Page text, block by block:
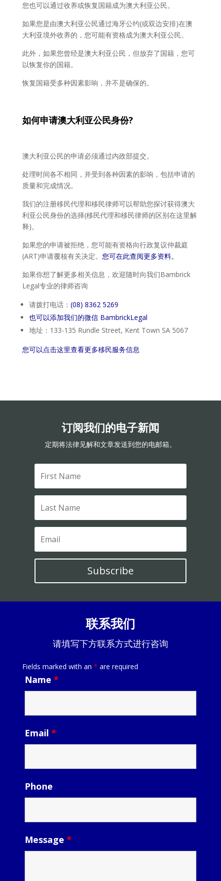
您也可以通过收养或恢复国籍成为澳大利亚公民。
如果您是由澳大利亚公民通过海牙公约(或双边安排)在澳
大利亚境外收养的，您可能有资格成为澳大利亚公民。
此外，如果您曾经是澳大利亚公民，但放弃了国籍，您可
以恢复你的国籍。
恢复国籍受多种因素影响，并不是确保的。
如何申请澳大利亚公民身份?
澳大利亚公民的申请必须通过内政部提交。
处理时间各不相同，并受到各种因素的影响，包括申请的
质量和完成情况。
我们的注册移民代理和移民律师可以帮助您探讨获得澳大
利亚公民身份的选择(移民代理和移民律师的区别在这里解
释)。
如果您的申请被拒绝，您可能有资格向行政复议仲裁庭
(ART)申请覆核有关决定。 您可在此查阅更多资料。
如果你想了解更多相关信息，欢迎随时向我们Bambrick
Legal专业的律师咨询
请拨打电话： (08) 8362 5269
也可以添加我们的微信 BambrickLegal
地址：133-135 Rundle Street, Kent Town SA 5067
您可以点击这里查看更多移民服务信息
订阅我们的电子新闻
定期将法律见解和文章发送到您的电邮箱。
Subscribe
联系我们
请填写下方联系方式进行咨询
Fields marked with an * are required
Name *
Email *
Phone
Message *